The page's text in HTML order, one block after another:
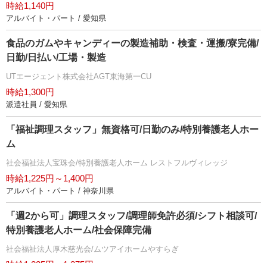
時給1,140円
アルバイト・パート / 愛知県
食品のガムやキャンディーの製造補助・検査・運搬/寮完備/
日勤/日払い/工場・製造
UTエージェント株式会社AGT東海第一CU
時給1,300円
派遣社員 / 愛知県
「福祉調理スタッフ」無資格可/日勤のみ/特別養護老人ホー
ム
社会福祉法人宝珠会/特別養護老人ホーム レストフルヴィレッジ
時給1,225円～1,400円
アルバイト・パート / 神奈川県
「週2から可」調理スタッフ/調理師免許必須/シフト相談可/
特別養護老人ホーム/社会保障完備
社会福祉法人厚木慈光会/ムツアイホームやすらぎ